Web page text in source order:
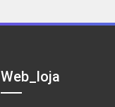
Web_loja